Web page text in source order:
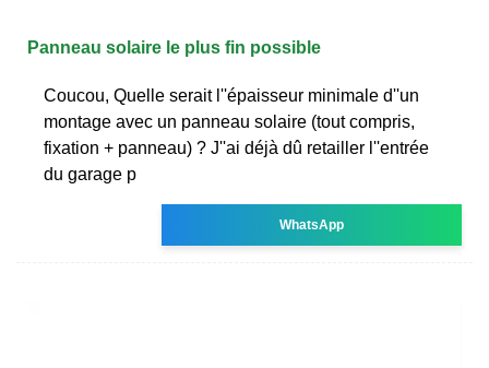
Panneau solaire le plus fin possible
Coucou, Quelle serait l''épaisseur minimale d''un
montage avec un panneau solaire (tout compris,
fixation + panneau) ? J''ai déjà dû retailler l''entrée
du garage p
WhatsApp